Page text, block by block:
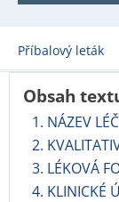
Příbalový leták
Obsah
1. NÁZEV
2.
3. LÉKOVÁ
4. KLINICKÉ